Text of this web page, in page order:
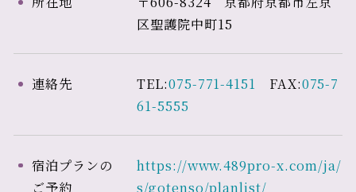
区聖護院中町15
連絡先 TEL:075-771-4151 FAX:075-7
61-5555
宿泊プランの
ご予約
https://www.489pro-x.com/ja/
s/gotenso/planlist/